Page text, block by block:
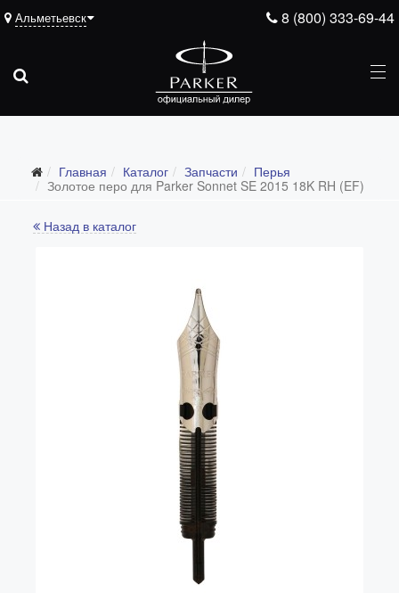
8 (800) 333-69-44
Альметьевск
Главная Каталог Запчасти
Перья
Золотое перо для Parker Sonnet SE 2015 18K RH (EF)
Назад в каталог
Ежедневники
Все запчасти
Зоны захвата